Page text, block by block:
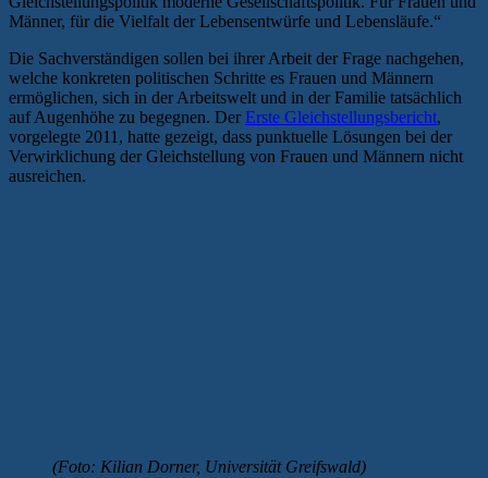
Männer, für die Vielfalt der Lebensentwürfe und Lebensläufe.“
Die Sachverständigen sollen bei ihrer Arbeit der Frage nachgehen,
welche konkreten politischen Schritte es Frauen und Männern
ermöglichen, sich in der Arbeitswelt und in der Familie tatsächlich
auf Augenhöhe zu begegnen. Der Erste Gleichstellungsbericht,
vorgelegte 2011, hatte gezeigt, dass punktuelle Lösungen bei der
Verwirklichung der Gleichstellung von Frauen und Männern nicht
ausreichen.
(Foto: Kilian Dorner, Universität Greifswald)